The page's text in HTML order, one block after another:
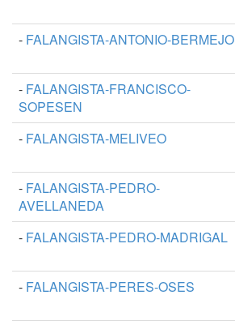
- FALANGISTA-ANTONIO-BERMEJO
- FALANGISTA-FRANCISCO-
SOPESEN
- FALANGISTA-MELIVEO
- FALANGISTA-PEDRO-
AVELLANEDA
- FALANGISTA-PEDRO-MADRIGAL
- FALANGISTA-PERES-OSES